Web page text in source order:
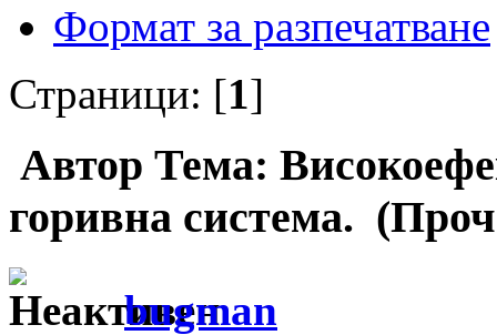
Формат за разпечатване
Страници: [1]
Автор Тема:
горивна система.
bugman